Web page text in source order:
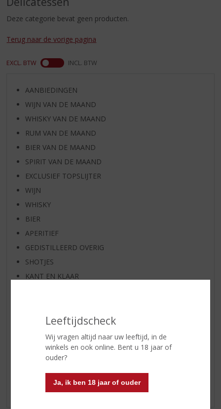
r
n
n
Leeftijdscheck
Wij vragen altijd naar uw leeftijd, in de
winkels en ook online. Bent u 18 jaar of
ouder?
Ja, ik ben 18 jaar of ouder
Deze categorie bevat geen producten.
Terug naar de vorige pagina
EXCL. BTW INCL. BTW
AANBIEDINGEN
WIJN VAN DE MAAND
WHISKY VAN DE MAAND
RUM VAN DE MAAND
BIER VAN DE MAAND
SPIRIT VAN DE MAAND
EXCLUSIEF TOPSLIJTER
WIJN
WHISKY
BIER
APERITIEF
GEDISTILLEERD OVERIG
SHOTJES
KANT EN KLAAR
GESCHENKVERPAKKING
(RELATIE)GESCHENKEN
DIVERSEN
ALCOHOLVRIJE DRANKEN
LOKALE PRODUCTEN